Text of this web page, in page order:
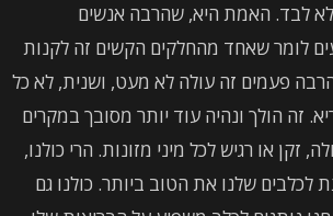
לבד. האמת היא, שהרבה אנשים
לומר שאחד מהחלקים הקשים זה לקנות
פעמים זה עולה לא מעט, ושנית, לא כל
זה הולך ונהיה עוד יותר מסובך במקרים
או רגיש לכל מיני מזונות. הרי כולנו,
לכלבים שלנו את הטוב ביותר. כולנו גם